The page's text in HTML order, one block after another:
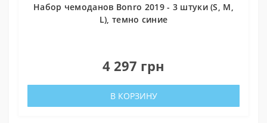
Набор чемоданов Bonro 2019 - 3 штуки (S, M,
L), темно синие
4 297 грн
В КОРЗИНУ